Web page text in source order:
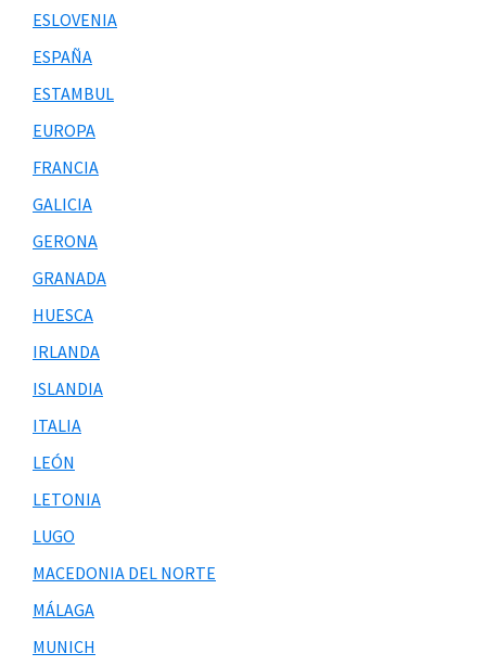
ESLOVENIA
ESPAÑA
ESTAMBUL
EUROPA
FRANCIA
GALICIA
GERONA
GRANADA
HUESCA
IRLANDA
ISLANDIA
ITALIA
LEÓN
LETONIA
LUGO
MACEDONIA DEL NORTE
MÁLAGA
MUNICH